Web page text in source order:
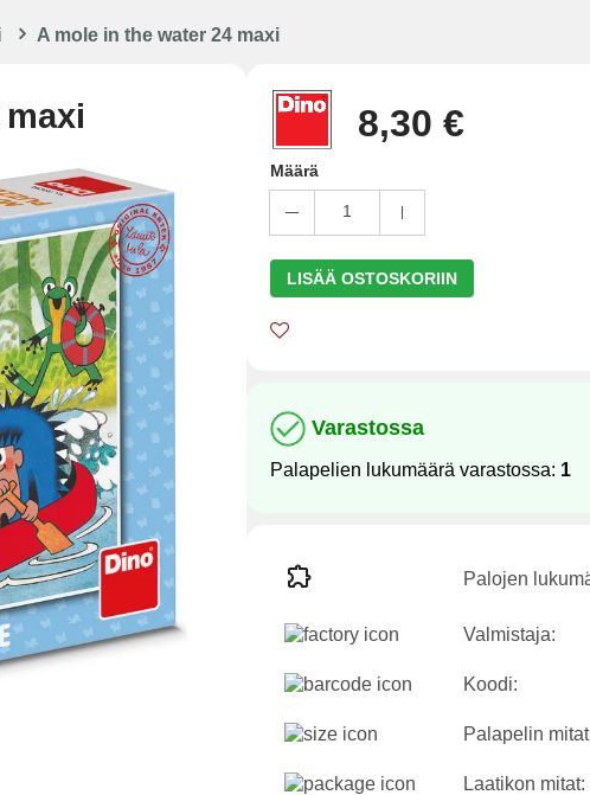
A mole in the water 24 maxi
8,30 €
Määrä
1
LISÄÄ OSTOSKORIIN
Varastossa
Palapelien lukumäärä varastossa: 1
Palojen
Valmistaja:
Koodi:
Palapelin
Laatikon mitat: